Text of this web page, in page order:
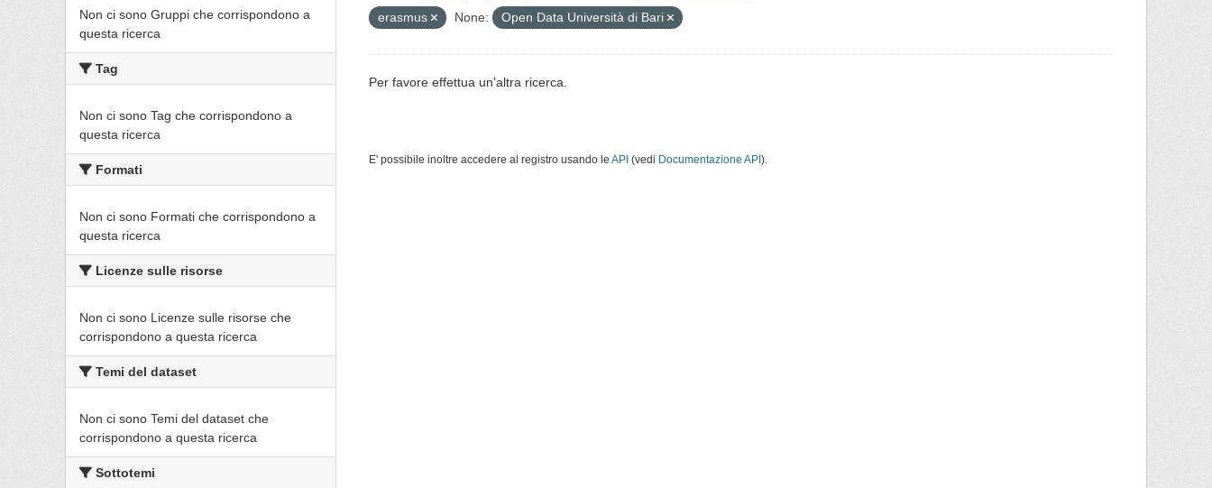
Non ci sono Gruppi che corrispondono a
questa ricerca
Tag
Non ci sono Tag che corrispondono a
questa ricerca
Formati
Non ci sono Formati che corrispondono a
questa ricerca
Licenze sulle risorse
Non ci sono Licenze sulle risorse che
corrispondono a questa ricerca
Temi del dataset
Non ci sono Temi del dataset che
corrispondono a questa ricerca
Sottotemi
erasmus
None: Open Data Università di Bari
Per favore effettua un'altra ricerca.
E' possibile inoltre accedere al registro usando le API (vedi Documentazione API ).